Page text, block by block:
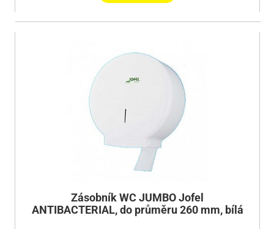
Zásobník WC JUMBO Jofel
ANTIBACTERIAL, do průměru 260 mm, bílá